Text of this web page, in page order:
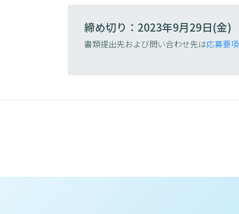
締め切り：2023年9月29日(金)
書類提出先および問い合わせ先は応募要項